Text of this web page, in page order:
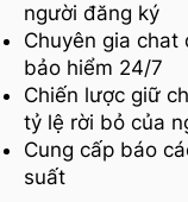
người đăng ký
Chuyên gia chat
bảo hiểm 24/7
Chiến lược giữ
tỷ lệ rời bỏ của
Cung cấp báo
suất